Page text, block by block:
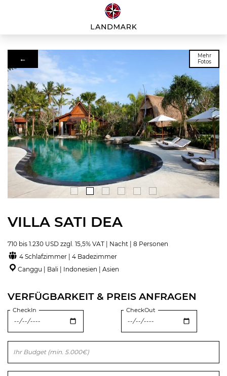
←
Mehr
Fotos
VILLA SATI DEA
710 bis 1.230 USD zzgl. 15,5% VAT | Nacht | 8 Personen
4 Schlafzimmer | 4 Badezimmer
Canggu | Bali | Indonesien | Asien
VERFÜGBARKEIT & PREIS ANFRAGEN
CheckIn CheckOut